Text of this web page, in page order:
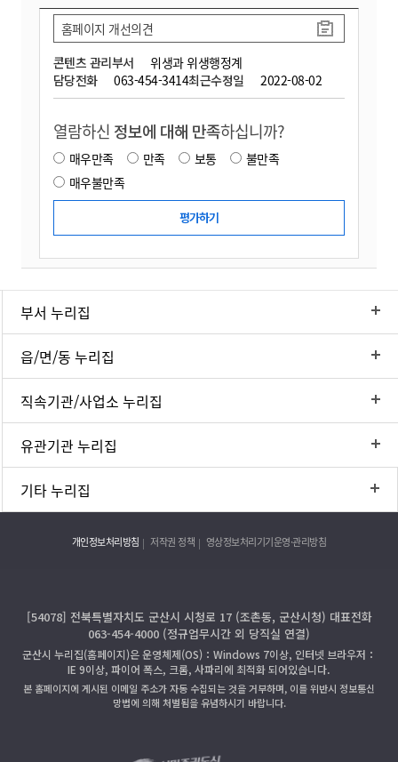
콘텐츠 관리부서
위생과 위생행정계
담당전화
063-454-3414최근수정일 2022-08-02
홈페이지 개선의견
열람하신 정보에 대해 만족하십니까?
매우만족 만족 보통
불만족
매우불만족
부서 누리집
읍/면/동 누리집
직속기관/사업소 누리집
유관기관 누리집
기타 누리집
개인정보처리방침 저작권 정책 영상정보처리기기운영·관리방침
[54078] 전북특별자치도 군산시 시청로 17 (조촌동, 군산시청) 대표전화
063-454-4000 (정규업무시간 외 당직실 연결)
군산시 누리집(홈페이지)은 운영체제(OS)：Windows 7이상, 인터넷 브라우저：
IE 9이상, 파이어 폭스, 크롬, 사파리에 최적화 되어있습니다.
본 홈페이지에 게시된 이메일 주소가 자동 수집되는 것을 거부하며, 이를 위반시 정보통신
망법에 의해 처벌됨을 유념하시기 바랍니다.